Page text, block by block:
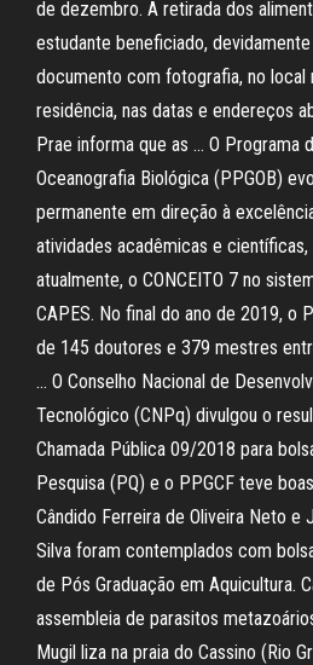
de dezembro. A retirada dos
estudante beneficiado,
documento com fotografia, no local
residência, nas datas e endereços
Prae informa que as … O Programa
Oceanografia Biológica (PPGOB)
permanente em direção à
atividades acadêmicas e
atualmente, o CONCEITO 7 no
CAPES. No final do ano de 2019, o
de 145 doutores e 379 mestres
… O Conselho Nacional de
Tecnológico (CNPq) divulgou o
Chamada Pública 09/2018 para
Pesquisa (PQ) e o PPGCF teve
Cândido Ferreira de Oliveira Neto e
Silva foram contemplados com
de Pós Graduação em Aquicultura.
assembleia de parasitos
Mugil liza na praia do Cassino (Rio